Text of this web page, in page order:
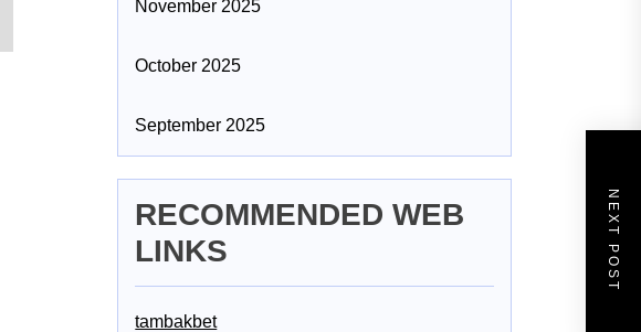
NEXT POST
November 2025
October 2025
September 2025
RECOMMENDED WEB
LINKS
tambakbet